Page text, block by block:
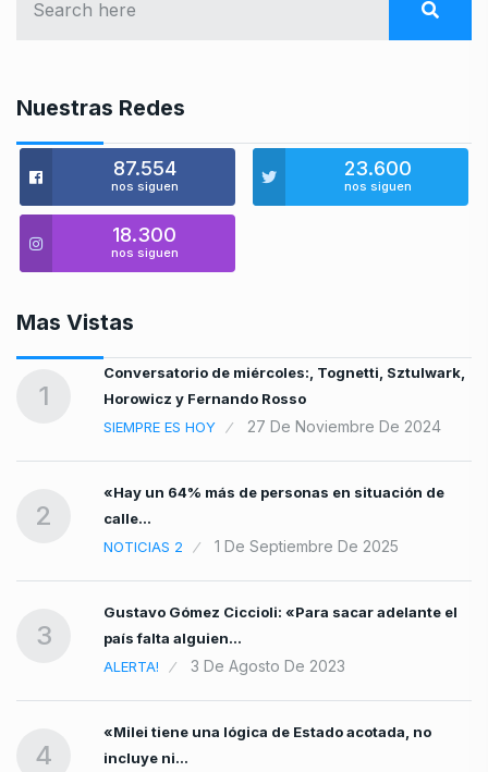
Nuestras Redes
87.554
nos siguen
23.600
nos siguen
18.300
nos siguen
Mas Vistas
1
Conversatorio de miércoles:, Tognetti, Sztulwark,
Horowicz y Fernando Rosso
SIEMPRE ES HOY
27 De Noviembre De 2024
2
«Hay un 64% más de personas en situación de
calle…
NOTICIAS 2
1 De Septiembre De 2025
3
Gustavo Gómez Ciccioli: «Para sacar adelante el
país falta alguien…
ALERTA!
3 De Agosto De 2023
4
«Milei tiene una lógica de Estado acotada, no
incluye ni…